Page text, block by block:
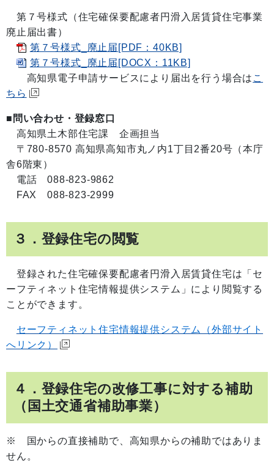
第７号様式（住宅確保要配慮者円滑入居賃貸住宅事業
廃止届出書）
第７号様式_廃止届[PDF：40KB]
第７号様式_廃止届[DOCX：11KB]
高知県電子申請サービスにより届出を行う場合は こ
ちら
■問い合わせ・登録窓口
高知県土木部住宅課 企画担当
〒780-8570 高知県高知市丸ノ内1丁目2番20号（本庁
舎6階東）
電話 088-823-9862
FAX 088-823-2999
３．登録住宅の閲覧
登録された住宅確保要配慮者円滑入居賃貸住宅は「セ
ーフティネット住宅情報提供システム」により閲覧する
ことができます。
セーフティネット住宅情報提供システム（外部サイト
へリンク）
４．登録住宅の改修工事に対する補助
（国土交通省補助事業）
※ 国からの直接補助で、高知県からの補助ではありま
せん。